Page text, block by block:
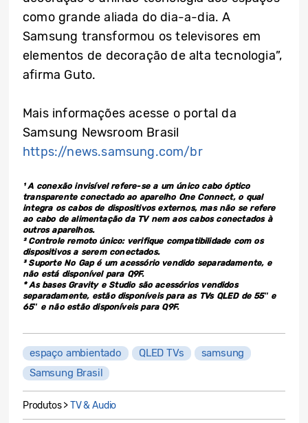
como grande aliada do dia-a-dia. A
Samsung transformou os televisores em
elementos de decoração de alta tecnologia”,
afirma Guto.
Mais informações acesse o portal da
Samsung Newsroom Brasil
https://news.samsung.com/br
¹A conexão invisível refere-se a um único cabo óptico
transparente conectado ao aparelho One Connect, o qual
integra os cabos de dispositivos externos, mas não se refere
ao cabo de alimentação da TV nem aos cabos conectados à
outros aparelhos.
² Controle remoto único: verifique compatibilidade com os
dispositivos a serem conectados.
³ Suporte No Gap é um acessório vendido separadamente, e
não está disponível para Q9F.
* As bases Gravity e Studio são acessórios vendidos
separadamente, estão disponíveis para as TVs QLED de 55″ e
65″ e não estão disponíveis para Q9F.
espaço ambientado QLED TVs
samsung
Samsung Brasil
Produtos >TV & Audio